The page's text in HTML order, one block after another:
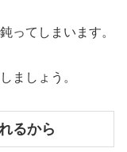
ってしまいます。
ましょう。
るから